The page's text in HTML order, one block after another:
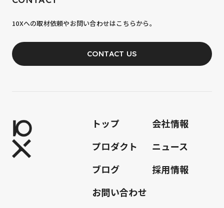
あなたの力が、必要です。
JOIN OUR TEAM
10Xへの取材依頼やお問い合わせはこちらから。
CONTACT US
トップ
会社情報
プロダクト
ニュース
ブログ
採用情報
お問い合わせ